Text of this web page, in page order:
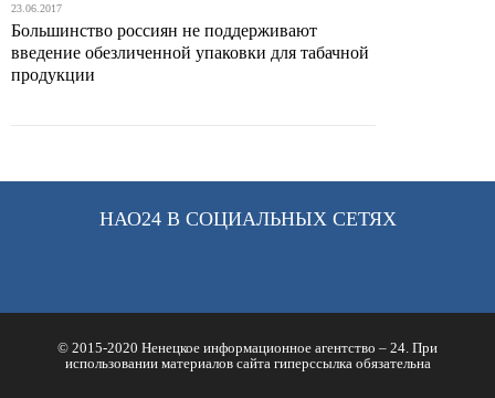
23.06.2017
Большинство россиян не поддерживают
введение обезличенной упаковки для табачной
продукции
НАО24 В СОЦИАЛЬНЫХ СЕТЯХ
© 2015-2020 Ненецкое информационное агентство – 24. При
использовании материалов сайта гиперссылка обязательна